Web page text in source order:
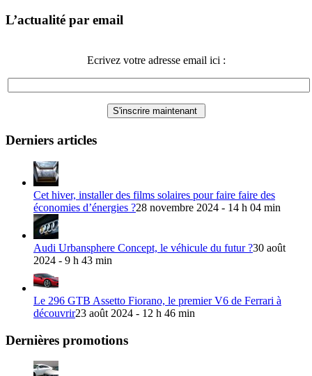
L’actualité par email
Ecrivez votre adresse email ici :
Derniers articles
Cet hiver, installer des films solaires pour faire faire des
économies d’énergies ?28 novembre 2024 - 14 h 04 min
Audi Urbansphere Concept, le véhicule du futur ?30 août
2024 - 9 h 43 min
Le 296 GTB Assetto Fiorano, le premier V6 de Ferrari à
découvrir23 août 2024 - 12 h 46 min
Dernières promotions